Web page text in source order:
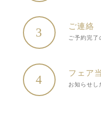
3
ご連絡
ご予約完了
4
フェア
お知らせし